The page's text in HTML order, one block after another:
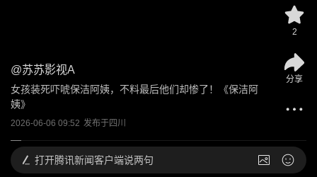
@苏苏影视A
女孩装死吓唬保洁阿姨，不料最后他们却惨了！《保洁阿
姨》
2026-06-06 09:52 发布于四川
2
分享
打开腾讯新闻客户端说两句